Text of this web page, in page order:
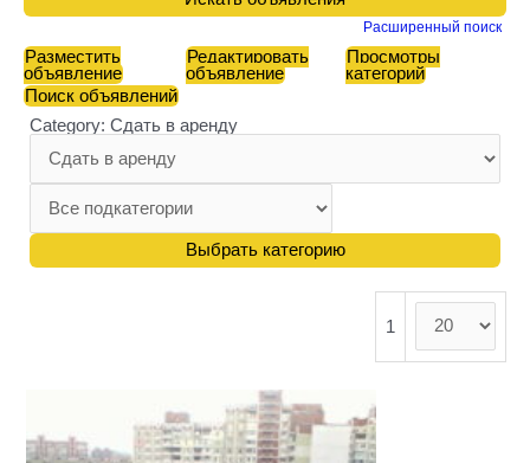
Расширенный поиск
Разместить
объявление
Редактировать
объявление
Просмотры
категорий
Поиск объявлений
Category: Сдать в аренду
1